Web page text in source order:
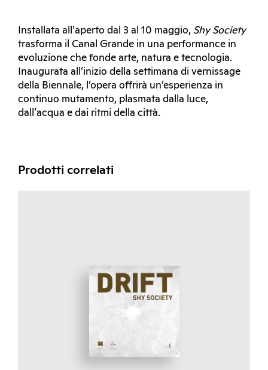
Installata all’aperto dal 3 al 10 maggio, Shy Society
trasforma il Canal Grande in una performance in
evoluzione che fonde arte, natura e tecnologia.
Inaugurata all’inizio della settimana di vernissage
della Biennale, l’opera offrirà un’esperienza in
continuo mutamento, plasmata dalla luce,
dall’acqua e dai ritmi della città.
Prodotti correlati